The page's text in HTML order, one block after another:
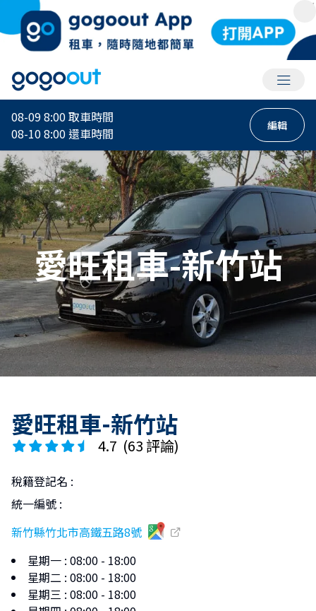
會員選
08-09 8:00取車時間
08-10 8:00還車時間 編輯
愛旺租車-新竹站
愛旺租車-新竹站
4.7 (63 評論)
稅籍登記名 :
統一編號 :
新竹縣竹北市高鐵五路8號
星期一 : 08:00 - 18:00
星期二 : 08:00 - 18:00
星期三 : 08:00 - 18:00